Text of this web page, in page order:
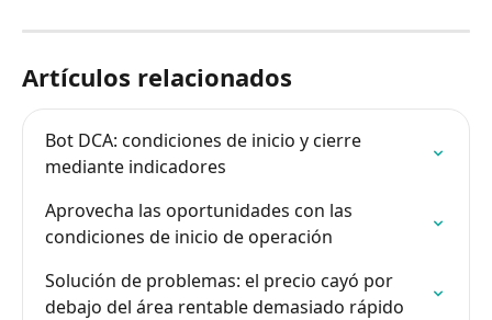
Artículos relacionados
Bot DCA: condiciones de inicio y cierre
mediante indicadores
Aprovecha las oportunidades con las
condiciones de inicio de operación
Solución de problemas: el precio cayó por
debajo del área rentable demasiado rápido